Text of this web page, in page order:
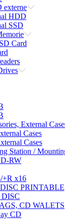
externe
HDD
SSD
Card
External
Cases
Cases
Station /
RW
x16
CD WALETS
CD